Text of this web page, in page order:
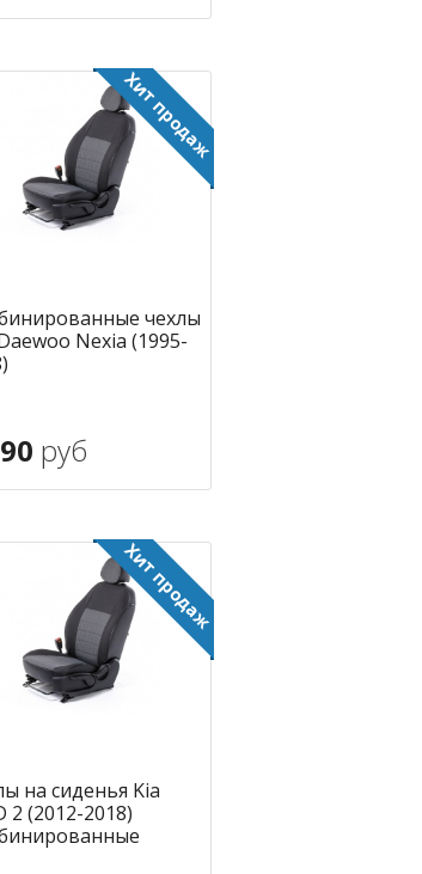
чехлы
Nexia (1995-
руб
на сиденья Kia
2 (2012-2018)